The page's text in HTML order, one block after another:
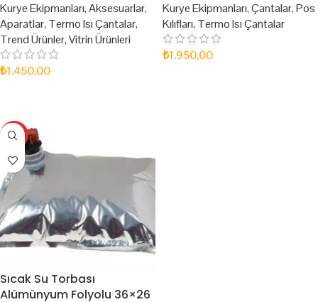
Kurye Ekipmanları,Aksesuarlar,
Aparatlar, Termo Isı Çantalar,
Trend Ürünler,Vitrin Ürünleri
₺1.450,00
Kurye Ekipmanları,Çantalar,Pos
Kılıfları, Termo Isı Çantalar
₺1.950,00
HOT
Sıcak Su Torbası
Alümünyum Folyolu 36×26